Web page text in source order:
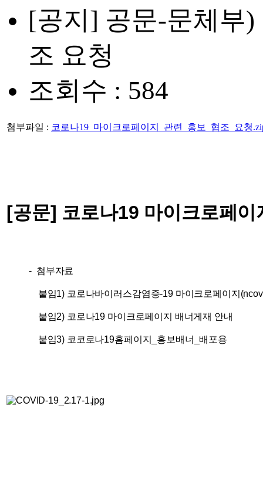
[공지] 공문-문체부
조 요청
조회수 : 584
첨부파일 : 코로나19_마이크로페이지_관련_홍보_협조_요청
[공문] 코로나19 마이크로페
- 첨부자료
붙임1) 코로나바이러스감염증-19 마이크로페이지
붙임2) 코로나19 마이크로페이지 배너게재 안내
붙임3) 코 코로나19홈페이지_홍보배너_배포용